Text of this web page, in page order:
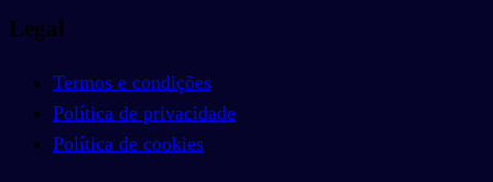
Legal
Termos e condições
Política de privacidade
Política de cookies